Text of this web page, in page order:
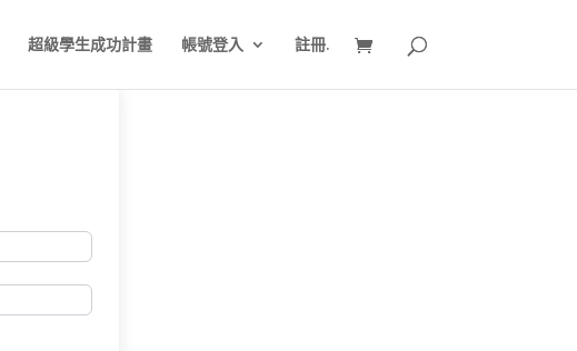
超級學生成功計畫 帳號登入 註冊.